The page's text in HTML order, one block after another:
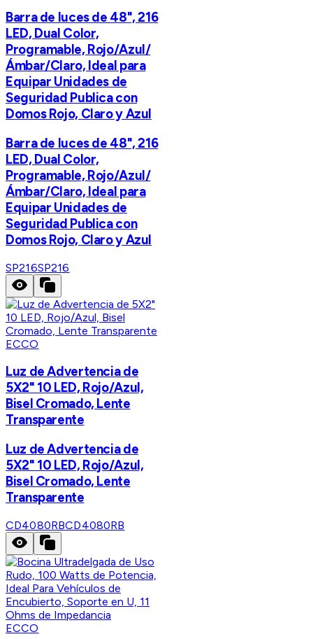
Barra de luces de 48", 216
LED, Dual Color,
Programable, Rojo/Azul/
Ámbar/Claro, Ideal para
Equipar Unidades de
Seguridad Publica con
Domos Rojo, Claro y Azul
Barra de luces de 48", 216
LED, Dual Color,
Programable, Rojo/Azul/
Ámbar/Claro, Ideal para
Equipar Unidades de
Seguridad Publica con
Domos Rojo, Claro y Azul
SP216SP216
ECCO
Luz de Advertencia de
5X2" 10 LED, Rojo/Azul,
Bisel Cromado, Lente
Transparente
Luz de Advertencia de
5X2" 10 LED, Rojo/Azul,
Bisel Cromado, Lente
Transparente
CD4080RBCD4080RB
ECCO